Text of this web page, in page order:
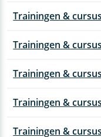
Trainingen &
Trainingen &
Trainingen &
Trainingen &
Trainingen &